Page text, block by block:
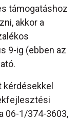
támogatáshoz
akkor a
9-ig (ebben az
kérdésekkel
06-1/374-3603,